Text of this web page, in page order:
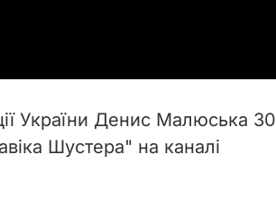
України Денис Малюська 30
Шустера" на каналі